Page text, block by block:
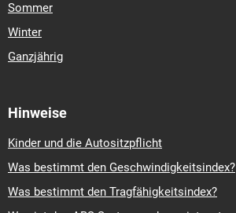
Sommer
Winter
Ganzjährig
Hinweise
Kinder und die Autositzpflicht
Was bestimmt den Geschwindigkeitsindex?
Was bestimmt den Tragfähigkeitsindex?